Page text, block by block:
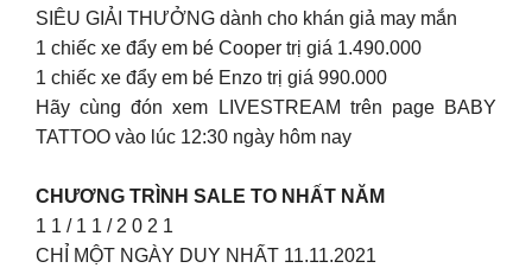
SIÊU GIẢI THƯỞNG dành cho khán giả may mắn
1 chiếc xe đẩy em bé Cooper trị giá 1.490.000
1 chiếc xe đẩy em bé Enzo trị giá 990.000
Hãy cùng đón xem LIVESTREAM trên page BABY
TATTOO vào lúc 12:30 ngày hôm nay
CHƯƠNG TRÌNH SALE TO NHẤT NĂM
1 1 / 1 1 / 2 0 2 1
CHỈ MỘT NGÀY DUY NHẤT 11.11.2021